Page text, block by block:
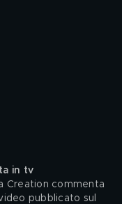
in tv
Creation commenta
pubblicato sul